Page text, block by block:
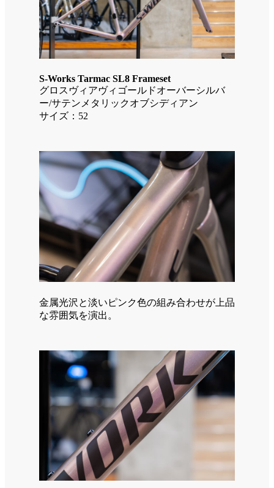
S-Works Tarmac SL8 Frameset
グロスヴィアヴィゴールドオーバーシルバ
ー/サテンメタリックオブシディアン
サイズ：52
金属光沢と淡いピンク色の組み合わせが上品
な雰囲気を演出。